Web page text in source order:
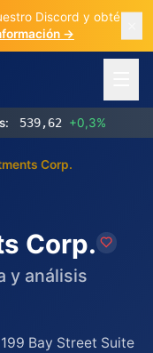
Discord y obtén 3
→
+0,3%
Corp.
Corp.
y análisis
Bay Street Suite